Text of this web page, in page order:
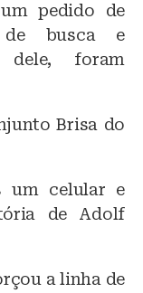
pedido de
de busca e
dele, foram
Brisa do
um celular e
de Adolf
a linha de